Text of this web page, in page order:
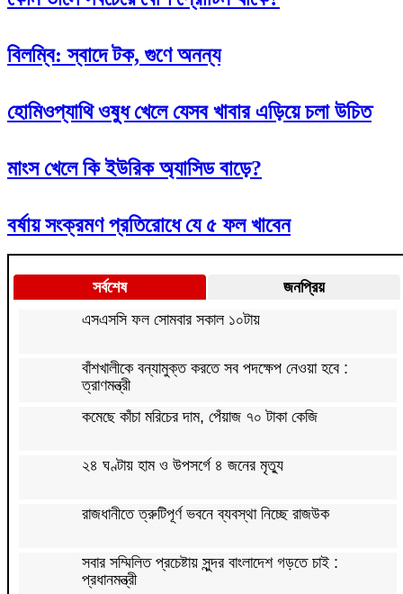
বিলম্বি: স্বাদে টক, গুণে অনন্য
হোমিওপ্যাথি ওষুধ খেলে যেসব খাবার এড়িয়ে চলা উচিত
মাংস খেলে কি ইউরিক অ্যাসিড বাড়ে?
বর্ষায় সংক্রমণ প্রতিরোধে যে ৫ ফল খাবেন
সর্বশেষ
জনপ্রিয়
এসএসসি ফল সোমবার সকাল ১০টায়
বাঁশখালীকে বন্যামুক্ত করতে সব পদক্ষেপ নেওয়া হবে :
ত্রাণমন্ত্রী
কমেছে কাঁচা মরিচের দাম, পেঁয়াজ ৭০ টাকা কেজি
২৪ ঘণ্টায় হাম ও উপসর্গে ৪ জনের মৃত্যু
রাজধানীতে ত্রুটিপূর্ণ ভবনে ব্যবস্থা নিচ্ছে রাজউক
সবার সম্মিলিত প্রচেষ্টায় সুন্দর বাংলাদেশ গড়তে চাই :
প্রধানমন্ত্রী